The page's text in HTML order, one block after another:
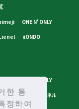
한 통
정하여
ONE N' ONLY
iiONDO
ONE N' ONLY
スターダストチャンネル